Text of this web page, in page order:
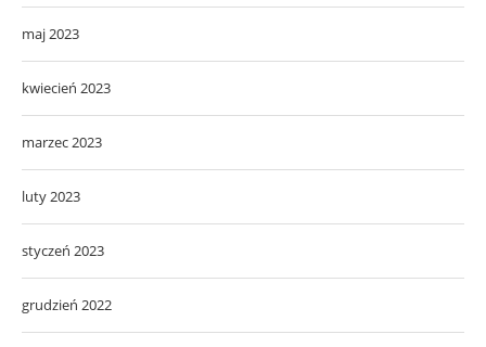
maj 2023
kwiecień 2023
marzec 2023
luty 2023
styczeń 2023
grudzień 2022